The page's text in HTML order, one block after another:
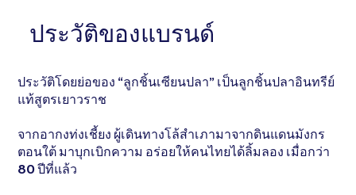
อธิบายสั้นๆ . . . . . . . . . . . . . . . . . . . . . . . . . . . . . . .
. . . . . . . . . . . . . . . . . . . . . . . . . . . . . . . . . . .
ประวัติของแบรนด์
ประวัติโดยย่อของ “ลูกชิ้นเซียนปลา” เป็นลูกชิ้นปลาอินทรีย์
แท้สูตรเยาวราช
จากอากงท่งเชี้ยง ผู้เดินทางโล้สำเภามาจากดินแดนมังกร
ตอนใต้ มาบุกเบิกความ อร่อยให้คนไทยได้ลิ้มลอง เมื่อกว่า
80 ปีที่แล้ว